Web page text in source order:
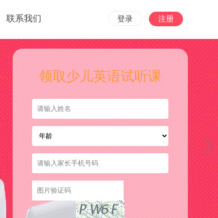
联系我们 登录 注册
领取少儿英语试听课